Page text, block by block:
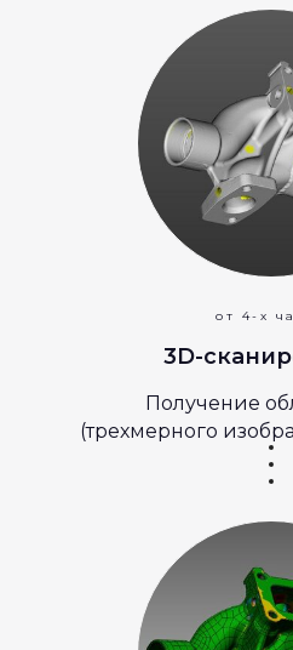
от 4-х
3D-
Получение
(трехмерного